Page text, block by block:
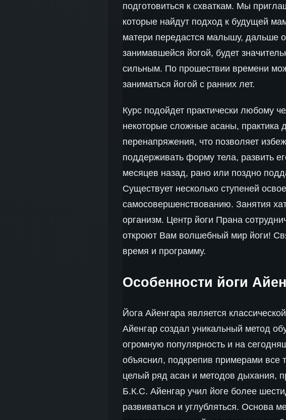
подготовиться к схваткам. Мы
которые найдут подход к будущей
матери передастся малышу, дальше
занимавшейся йогой, будет
сильным. По прошествии времени
заниматься йогой с ранних лет.
Курс подойдет практически любому
некоторые сложные асаны, практика
перенапряжения, что позволяет
поддерживать форму тела, развить
месяцев назад, рано или поздно
Существует несколько ступеней
самосовершенствованию. Занятия
организм. Центр йоги Прана
откроют Вам волшебный мир йоги!
время и программу.
Особенности йоги
Йога Айенгара является
Айенгар создал уникальный метод
огромную популярность и на
объяснил, подкрепив примерами все
целый ряд асан и методов дыхания,
Б.К.С. Айенгар учил йоге более
развиваться и углубляться. Основа